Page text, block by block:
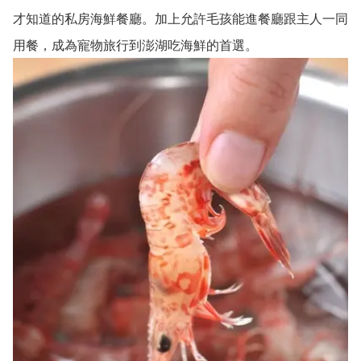
才知道的私房海鮮餐廳。加上允許毛孩能進餐廳跟主人一同
用餐，成為寵物旅行到澎湖吃海鮮的首選。